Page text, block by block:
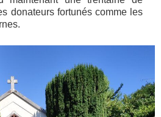
donateurs fortunés comme les